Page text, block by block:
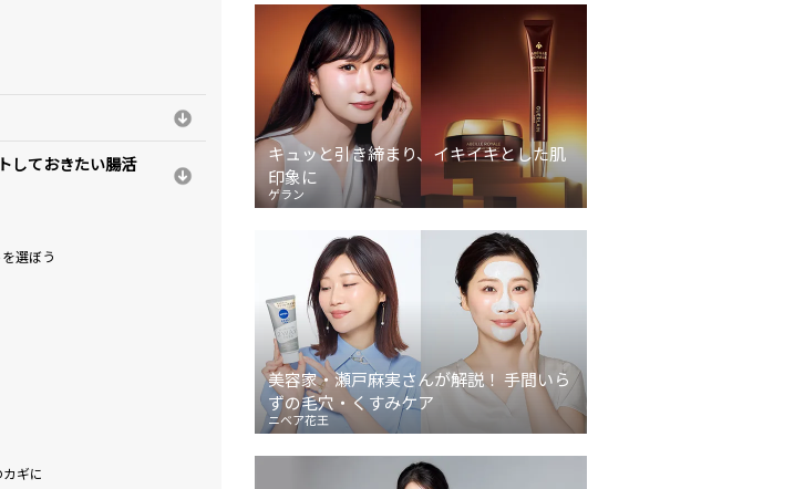
しておきたい腸活
選ぼう
ギに
キュッと引き締まり、イキイキとした肌
印象に
ゲラン
美容家・瀬戸麻実さんが解説！ 手間いら
ずの毛穴・くすみケア
ニベア花王